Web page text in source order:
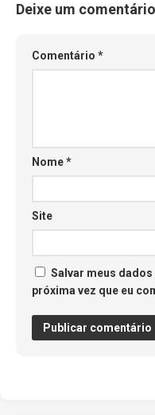
Deixe um comentário
Comentário *
Nome*
Site
Salvar meus
próxima vez que eu